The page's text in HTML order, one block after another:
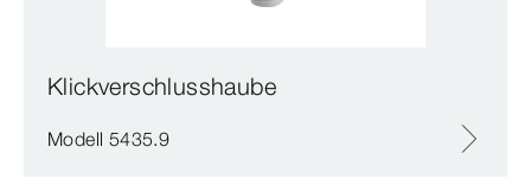
Klickverschlusshaube
Modell 5435.9